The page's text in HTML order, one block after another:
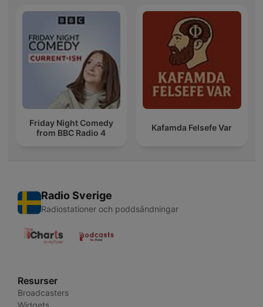
Friday Night Comedy
from BBC Radio 4
Kafamda Felsefe Var
Radio Sverige
Radiostationer och poddsändningar
Resurser
Broadcasters